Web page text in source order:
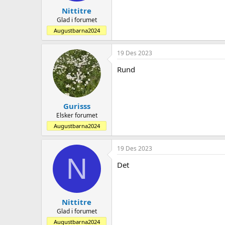
Nittitre
Glad i forumet
Augustbarna2024
Gurisss
Elsker forumet
Augustbarna2024
19 Des 2023
Rund
N
Nittitre
Glad i forumet
Augustbarna2024
19 Des 2023
Det